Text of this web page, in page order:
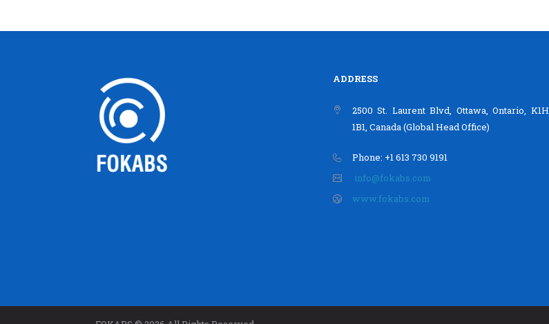
ADDRESS
2500 St. Laurent Blvd, Ottawa, Ontario, K1H
1B1, Canada (Global Head Office)
Phone: +1 613 730 9191
info@fokabs.com
www.fokabs.com